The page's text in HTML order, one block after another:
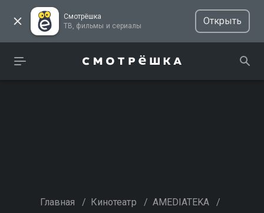
Смотрёшка
ТВ, фильмы и сериалы
Открыть
Главная / Кинотеатр / AMEDIATEKA /